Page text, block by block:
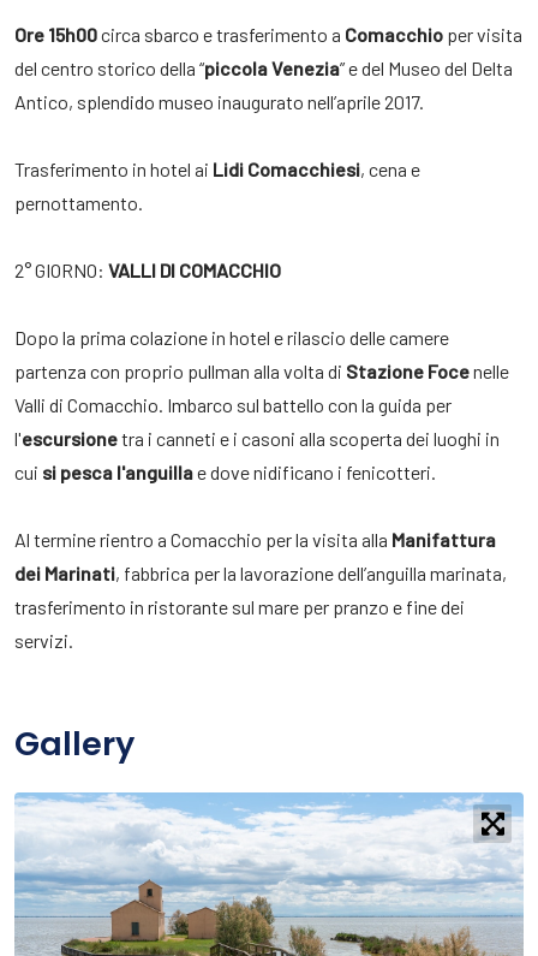
Ore 15h00circa sbarco e trasferimento a Comacchio per visita
del centro storico della “piccola Venezia” e del Museo del Delta
Antico, splendido museo inaugurato nell’aprile 2017.
Trasferimento in hotel ai Lidi Comacchiesi, cena e
pernottamento.
2° GIORNO: VALLI DI COMACCHIO
Dopo la prima colazione in hotel e rilascio delle camere
partenza con proprio pullman alla volta di Stazione Focenelle
Valli di Comacchio. Imbarco sul battello con la guida per
l'escursionetra i canneti e i casoni alla scoperta dei luoghi in
cui si pesca l'anguillae dove nidificano i fenicotteri.
Al termine rientro a Comacchio per la visita alla Manifattura
dei Marinati, fabbrica per la lavorazione dell’anguilla marinata,
trasferimento in ristorante sul mare per pranzo e fine dei
servizi.
Gallery